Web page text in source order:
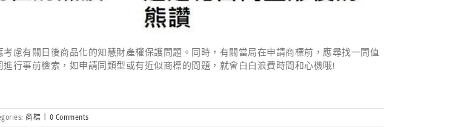
考慮有關日後商品化的知慧財產權保護問題。同時，有關當局在申請商標前，應尋找一間值
進行事前檢索，如申請同類型或有近似商標的問題，就會白白浪費時間和心機哦!
商標 0 Comments